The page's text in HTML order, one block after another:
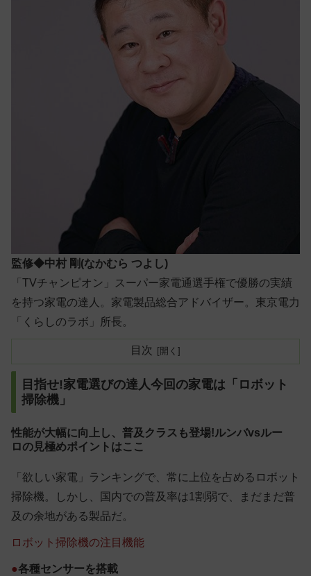
監修◆中村 剛(なかむら つよし)
「TVチャンピオン」スーパー家電通選手権で優勝の実績
を持つ家電の達人。家電製品総合アドバイザー。東京電力
「くらしのラボ」所長。
目次
目指せ!家電選びの達人今回の家電は「ロボット
掃除機」
性能が大幅に向上し、普及クラスも登場!ルンバvsルー
ロの見極めポイントはここ
「欲しい家電」ランキングで、常に上位を占めるロボット
掃除機。しかし、国内での普及率は1割弱で、まだまだ普
及の余地がある製品だ。
ロボット掃除機の注目機能
●各種センサーを搭載